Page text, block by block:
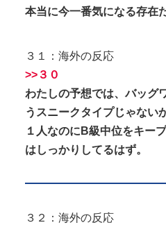
本当に今一番気になる存在だ
３１：海外の反応
>>３０
わたしの予想では、バッグ
うスニークタイプじゃない
１人なのにB級中位をキー
はしっかりしてるはず。
３２：海外の反応